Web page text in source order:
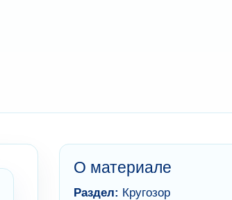
О материале
Раздел: Кругозор